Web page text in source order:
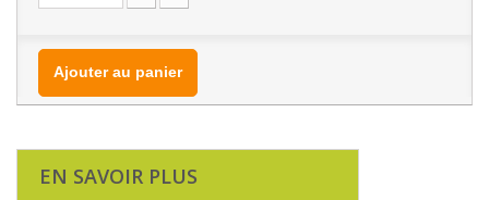
Ajouter au panier
EN SAVOIR PLUS